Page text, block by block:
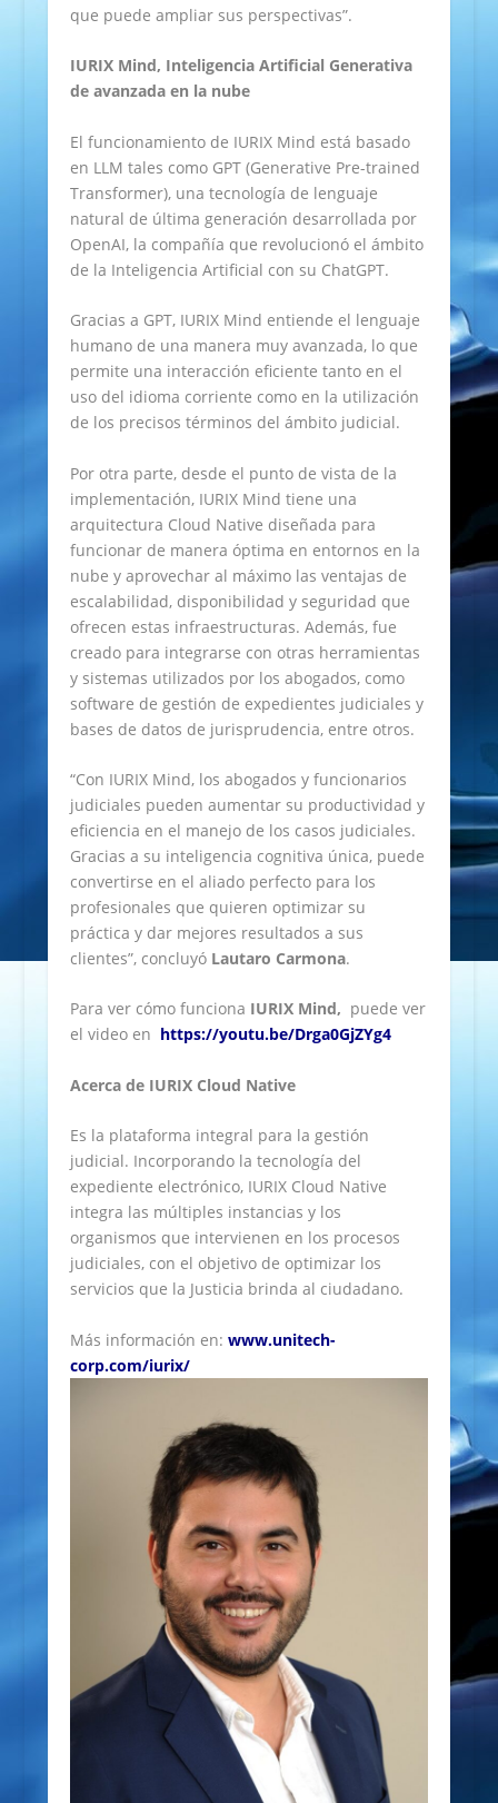
que puede ampliar sus perspectivas”.
IURIX Mind, Inteligencia Artificial Generativa
de avanzada en la nube
El funcionamiento de IURIX Mind está basado
en LLM tales como GPT (Generative Pre-trained
Transformer), una tecnología de lenguaje
natural de última generación desarrollada por
OpenAI, la compañía que revolucionó el ámbito
de la Inteligencia Artificial con su ChatGPT.
Gracias a GPT, IURIX Mind entiende el lenguaje
humano de una manera muy avanzada, lo que
permite una interacción eficiente tanto en el
uso del idioma corriente como en la utilización
de los precisos términos del ámbito judicial.
Por otra parte, desde el punto de vista de la
implementación, IURIX Mind tiene una
arquitectura Cloud Native diseñada para
funcionar de manera óptima en entornos en la
nube y aprovechar al máximo las ventajas de
escalabilidad, disponibilidad y seguridad que
ofrecen estas infraestructuras. Además, fue
creado para integrarse con otras herramientas
y sistemas utilizados por los abogados, como
software de gestión de expedientes judiciales y
bases de datos de jurisprudencia, entre otros.
“Con IURIX Mind, los abogados y funcionarios
judiciales pueden aumentar su productividad y
eficiencia en el manejo de los casos judiciales.
Gracias a su inteligencia cognitiva única, puede
convertirse en el aliado perfecto para los
profesionales que quieren optimizar su
práctica y dar mejores resultados a sus
clientes”, concluyó Lautaro Carmona.
Para ver cómo funciona IURIX Mind, puede ver
el video en https://youtu.be/Drga0GjZYg4
Acerca de IURIX Cloud Native
Es la plataforma integral para la gestión
judicial. Incorporando la tecnología del
expediente electrónico, IURIX Cloud Native
integra las múltiples instancias y los
organismos que intervienen en los procesos
judiciales, con el objetivo de optimizar los
servicios que la Justicia brinda al ciudadano.
Más información en: www.unitech-
corp.com/iurix/